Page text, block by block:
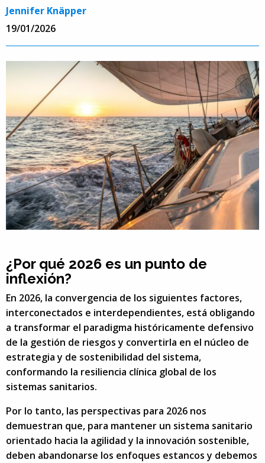
Jennifer Knäpper
19/01/2026
¿Por qué 2026 es un punto de
inflexión?
En 2026, la convergencia de los siguientes factores,
interconectados e interdependientes, está obligando
a transformar el paradigma históricamente defensivo
de la gestión de riesgos y convertirla en el núcleo de
estrategia y de sostenibilidad del sistema,
conformando la resiliencia clínica global de los
sistemas sanitarios.
Por lo tanto, las perspectivas para 2026 nos
demuestran que, para mantener un sistema sanitario
orientado hacia la agilidad y la innovación sostenible,
deben abandonarse los enfoques estancos y debemos